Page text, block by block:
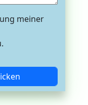
meiner